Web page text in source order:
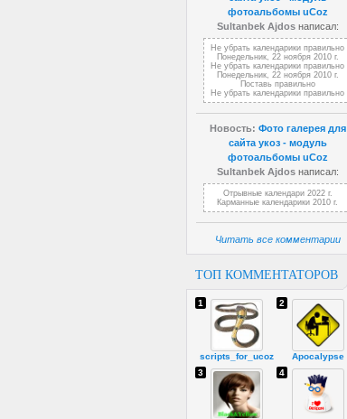
фотоальбомы uCoz
Sultanbek Ajdosнаписал:
Не убрать календарики правильно
Понедельник, 22 ноября 2010 г.
Не убрать календарики правильно
Понедельник, 22 ноября 2010 г.
Поставь правильно
Не убрать календарики правильно
Новость: Фото галерея для
сайта укоз - модуль
фотоальбомы uCoz
Sultanbek Ajdosнаписал:
Отрывные календари 2022 г.
Карманные календарики 2010 г.
Читать все комментарии
ТОП КОММЕНТАТОРОВ
scripts_for_ucoz
1
Apocalypse
2
3 4